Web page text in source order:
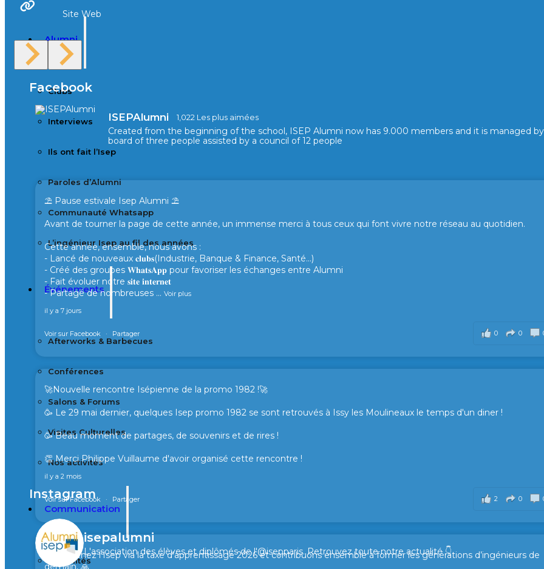
Alumni
Clubs
Interviews
Ils ont fait l’Isep
Paroles d’Alumni
Communauté Whatsapp
L’ingénieur Isep au fil des années
Événements
Afterworks & Barbecues
Conférences
Salons & Forums
Visites Culturelles
Nos activités
Communication
Actualités
Site Web
Facebook
ISEPAlumni 1,022 Les plus aimées
Created from the beginning of the school, ISEP Alumni now has 9.000 members and it is managed
board of three people assisted by a council of 12 people
⛱️ Pause estivale Isep Alumni ⛱️
Avant de tourner la page de cette année, un immense merci à tous ceux qui font vivre notre réseau au quotidien.
Cette année, ensemble, nous avons :
- Lancé de nouveaux 𝐜𝐥𝐮𝐛𝐬(Industrie, Banque & Finance, Santé...)
- Créé des groupes 𝐖𝐡𝐚𝐭𝐬𝐀𝐩𝐩 pour favoriser les échanges entre Alumni
- Fait évoluer notre 𝐬𝐢𝐭𝐞 𝐢𝐧𝐭𝐞𝐫𝐧𝐞𝐭
- Partagé de nombreuses ... Voir plus
il y a 7 jours
0 0
Voir sur Facebook · Partager
🚀Nouvelle rencontre Isépienne de la promo 1982 !🚀
🥳 Le 29 mai dernier, quelques Isep promo 1982 se sont retrouvés à Issy les Moulineaux le temps d'un diner !
🥳 Beau moment de partages, de souvenirs et de rires !
👏 Merci Philippe Vuillaume d'avoir organisé cette rencontre !
il y a 2 mois
2 0
Voir sur Facebook · Partager
🙏 Soutenez l’Isep via la taxe d’apprentissage 2026 et contribuons ensemble à former les générations d’ingénieurs de
demain. 🙏
Instagram
isepalumni
L'association des élèves et diplômés de l'@isepparis.Retrouvez toute notre actualité 👇